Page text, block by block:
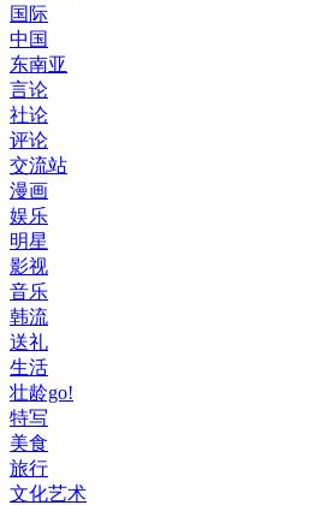
国际
中国
东南亚
言论
社论
评论
交流站
漫画
娱乐
明星
影视
音乐
韩流
送礼
生活
壮龄go!
特写
美食
旅行
文化艺术